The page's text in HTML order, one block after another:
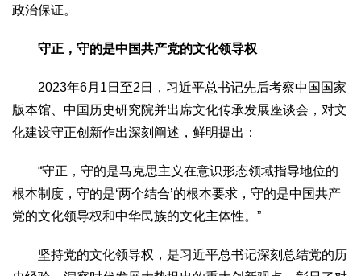
2017 2016
关于我们
工作动态 康养思语 明星老人
县域经济
合作伙伴
政治保证。
守正，守的是中国共产党的文化领导权
2023年6月1日至2日，习近平总书记先后考察中国国家
版本馆、中国历史研究院并出席文化传承发展座谈会，对文
化建设守正创新作出深刻阐述，鲜明提出：
“守正，守的是马克思主义在意识形态领域指导地位的
根本制度，守的是‘两个结合’的根本要求，守的是中国共产
党的文化领导权和中华民族的文化主体性。”
坚持党的文化领导权，是习近平总书记深刻总结党的历